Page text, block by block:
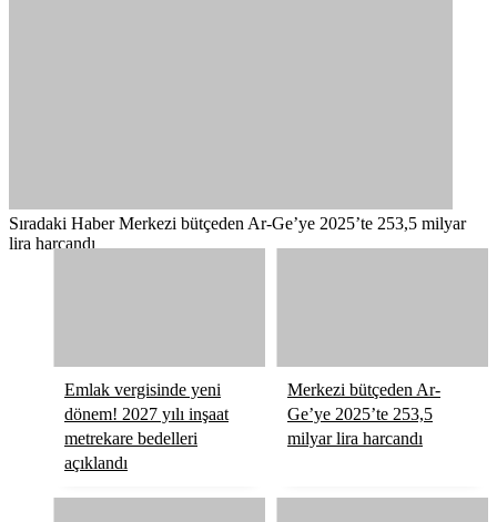
Sıradaki Haber Merkezi bütçeden Ar-Ge’ye 2025’te 253,5 milyar
lira harcandı
Emlak vergisinde yeni
dönem! 2027 yılı inşaat
metrekare bedelleri
açıklandı
Merkezi bütçeden Ar-
Ge’ye 2025’te 253,5
milyar lira harcandı